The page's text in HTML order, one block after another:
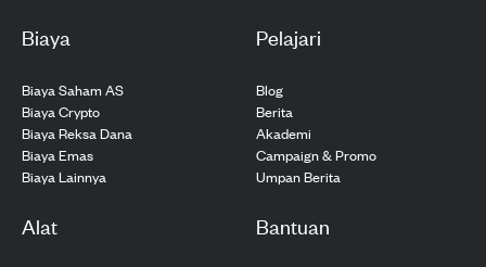
Biaya
Biaya Saham AS
Biaya Crypto
Biaya Reksa Dana
Biaya Emas
Biaya Lainnya
Pelajari
Blog
Berita
Akademi
Campaign & Promo
Umpan Berita
Alat Bantuan